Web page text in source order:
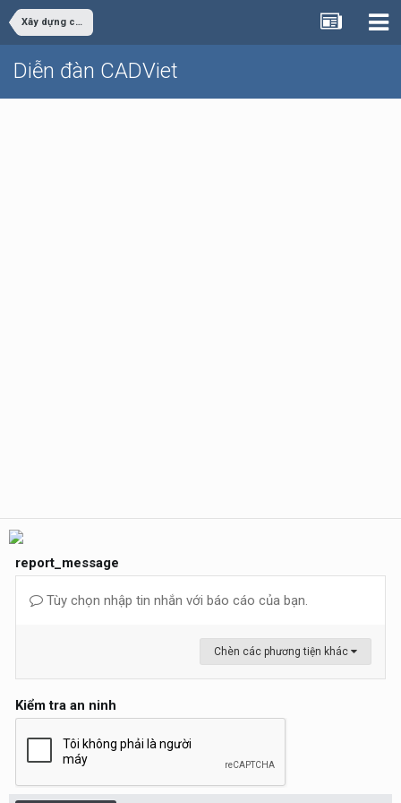
Xây dựng công trình
Diễn đàn CADViet
report_message
Tùy chọn nhập tin nhắn với báo cáo của bạn.
Chèn các phương tiện khác
Kiểm tra an ninh